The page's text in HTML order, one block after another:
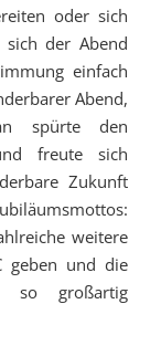
oder sich
der Abend
einfach
Abend,
spürte den
freute sich
Zukunft
weitere
geben und die
so großartig